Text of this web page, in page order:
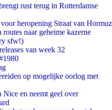
rust terug in Rotterdamse
heropening Straat van Hormuz
naar geheime kazerne
sfw!)
van week 32
op mogelijke oorlog met
en neemt geel over